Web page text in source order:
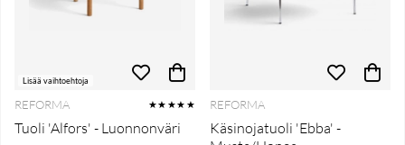
Lisää vaihtoehtoja
REFORMA ★★★★★
Tuoli 'Alfors' - Luonnonväri
REFORMA
Käsinojatuoli 'Ebba' -